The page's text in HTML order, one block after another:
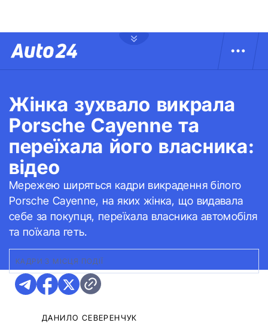
Жінка зухвало викрала
Porsche Cayenne та
переїхала його власника:
відео
Мережею ширяться кадри викрадення білого
Porsche Cayenne, на яких жінка, що видавала
себе за покупця, переїхала власника автомобіля
та поїхала геть.
КАДРИ З МІСЦЯ ПОДІЇ
ДАНИЛО СЕВЕРЕНЧУК